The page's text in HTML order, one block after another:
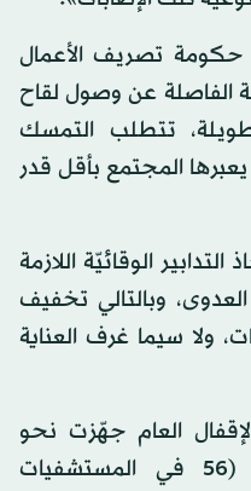
حكومة تصريف الأعمال
الفاصلة عن وصول لقاح
تتطلب التمسك
المجتمع بأقل قدر
الوقائيّة اللازمة
وبالتالي تخفيف
ولا سيما غرف العناية
العام جهّزت نحو
تسعين سرير عناية فائقة (56 في المستشفيات